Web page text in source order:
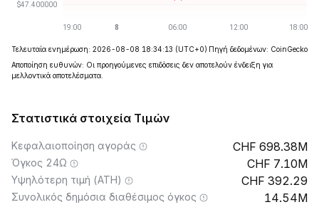
Τελευταία ενημέρωση: 2026-08-08 18:34:13 (UTC+0) Πηγή δεδομένων: CoinGecko
Αποποίηση ευθυνών: Οι προηγούμενες επιδόσεις δεν αποτελούν ένδειξη για
μελλοντικά αποτελέσματα.
Στατιστικά στοιχεία Τιμών
Κεφαλαιοποίηση αγοράς 698.38M
Όγκος 24Ω 7.10M
Υψηλότερη τιμή (ATH) 392.29
Συνολικός δημόσια διαθέσιμος όγκος 14.54M